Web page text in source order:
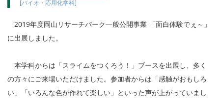
[バイオ・応用化学科]
2019年度岡山リサーチパーク一般公開事業 「面白体験でぇ～」
に出展しました。
本学科からは「スライムをつくろう！」ブースを出展し、多く
の方々にご来場いただけました。参加者からは「感触がおもしろ
い」「いろんな色が作れて楽しい」といった声が上がっていまし